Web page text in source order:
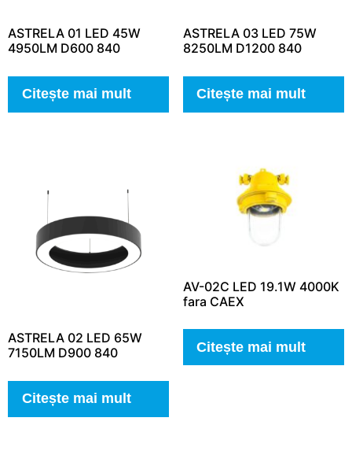
ASTRELA 01 LED 45W
4950LM D600 840
Citește mai mult
ASTRELA 03 LED 75W
8250LM D1200 840
Citește mai mult
ASTRELA 02 LED 65W
7150LM D900 840
Citește mai mult
AV-02C LED 19.1W 4000K
fara CAEX
Citește mai mult